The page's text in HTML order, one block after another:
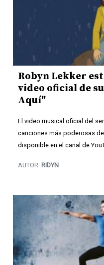
Robyn Lekker
video oficial de
Aquí"
El video musical oficial del
canciones más poderosas
disponible en el canal de
AUTOR: RIDYN